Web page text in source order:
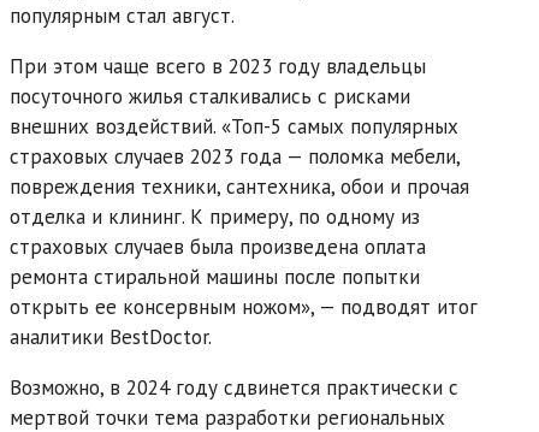
популярным стал август.
При этом чаще всего в 2023 году владельцы
посуточного жилья сталкивались с рисками
внешних воздействий. «Топ-5 самых популярных
страховых случаев 2023 года — поломка мебели,
повреждения техники, сантехника, обои и прочая
отделка и клининг. К примеру, по одному из
страховых случаев была произведена оплата
ремонта стиральной машины после попытки
открыть ее консервным ножом», — подводят итог
аналитики BestDoctor.
Возможно, в 2024 году сдвинется практически с
мертвой точки тема разработки региональных